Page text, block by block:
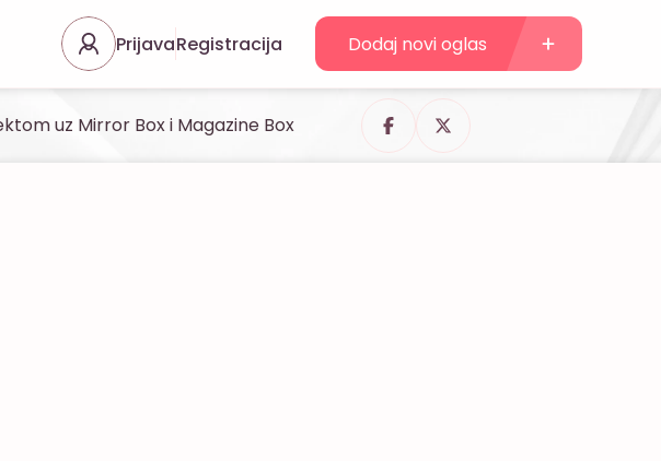
PrijavaRegistracija Dodaj novi oglas
uz Mirror Box i Magazine Box